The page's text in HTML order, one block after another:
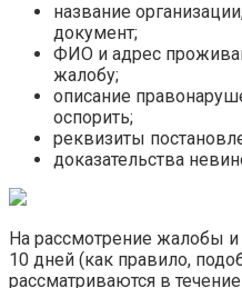
название
документ;
ФИО и адрес
жалобу;
описание
оспорить;
реквизиты
доказательства
На рассмотрение жалобы и
10 дней (как правило,
рассматриваются в